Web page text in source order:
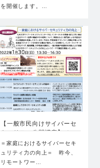
を開催します。…
【一般市民向けサイバーセ
キュリティ公開講座】せ
き…
＝家庭におけるサイバーセキ
ュリティ力の向上＝ 昨今、
リモートワー…